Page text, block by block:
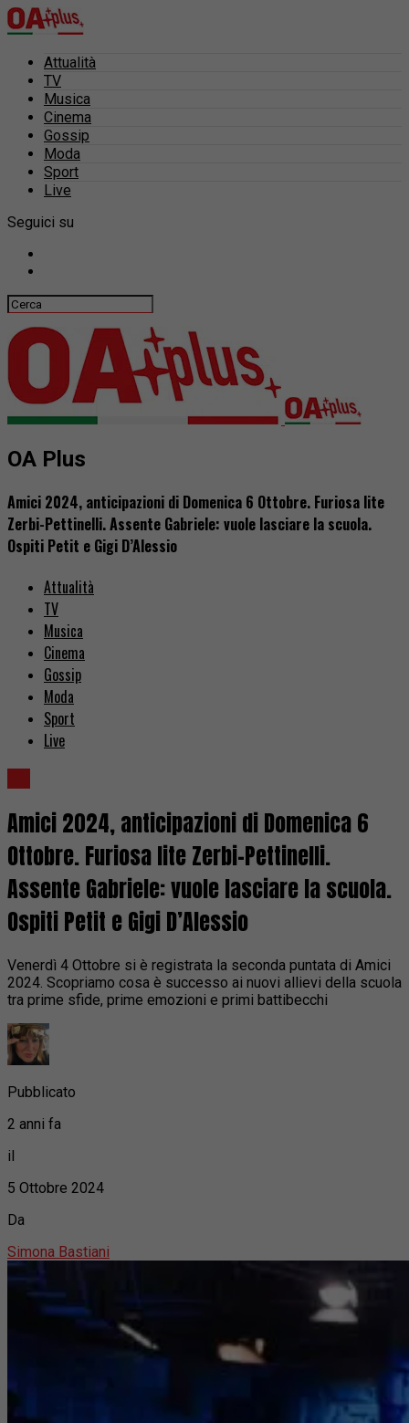
Attualità
TV
Musica
Cinema
Gossip
Moda
Sport
Live
Seguici su
OA Plus
Amici 2024, anticipazioni di Domenica 6 Ottobre. Furiosa lite
Zerbi-Pettinelli. Assente Gabriele: vuole lasciare la scuola.
Ospiti Petit e Gigi D’Alessio
Attualità
TV
Musica
Cinema
Gossip
Moda
Sport
Live
Amici 2024, anticipazioni di Domenica 6
Ottobre. Furiosa lite Zerbi-Pettinelli.
Assente Gabriele: vuole lasciare la scuola.
Ospiti Petit e Gigi D’Alessio
Venerdì 4 Ottobre si è registrata la seconda puntata di Amici
2024. Scopriamo cosa è successo ai nuovi allievi della scuola
tra prime sfide, prime emozioni e primi battibecchi
Pubblicato
2 anni fa
il
5 Ottobre 2024
Da
Simona Bastiani